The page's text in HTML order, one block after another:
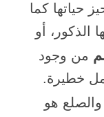
حياتها كما
الذكور، أو
من وجود
خطيرة.
هو